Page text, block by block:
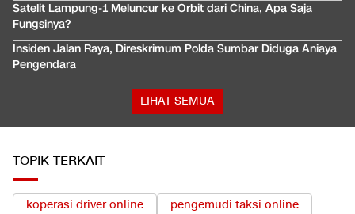
Satelit Lampung-1 Meluncur ke Orbit dari China, Apa Saja
Fungsinya?
Insiden Jalan Raya, Direskrimum Polda Sumbar Diduga Aniaya
Pengendara
LIHAT SEMUA
TOPIK TERKAIT
koperasi driver online
pengemudi taksi online